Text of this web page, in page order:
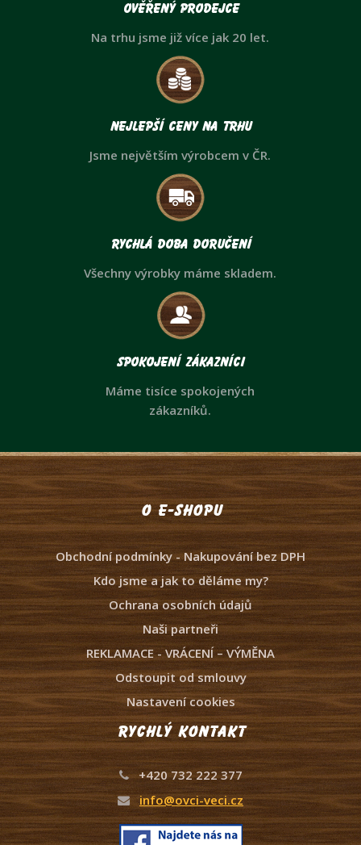
Ověřený prodejce
Na trhu jsme již více jak 20 let.
Nejlepší ceny na trhu
Jsme největším výrobcem v ČR.
Rychlá doba doručení
Všechny výrobky máme skladem.
Spokojení zákazníci
Máme tisíce spokojených
zákazníků.
O e-shopu
Obchodní podmínky - Nakupování bez DPH
Kdo jsme a jak to děláme my?
Ochrana osobních údajů
Naši partneři
REKLAMACE - VRÁCENÍ – VÝMĚNA
Odstoupit od smlouvy
Nastavení cookies
Rychlý kontakt
+420 732 222 377
info@ovci-veci.cz